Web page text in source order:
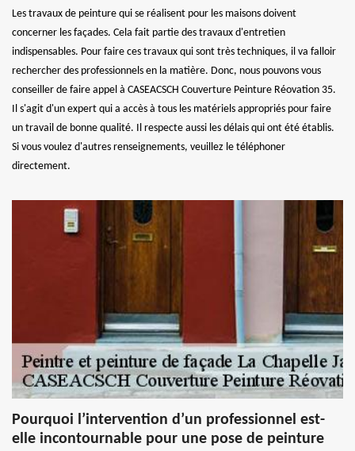
Les travaux de peinture qui se réalisent pour les maisons doivent
concerner les façades. Cela fait partie des travaux d'entretien
indispensables. Pour faire ces travaux qui sont très techniques, il va falloir
rechercher des professionnels en la matière. Donc, nous pouvons vous
conseiller de faire appel à CASEACSCH Couverture Peinture Réovation 35.
Il s'agit d'un expert qui a accès à tous les matériels appropriés pour faire
un travail de bonne qualité. Il respecte aussi les délais qui ont été établis.
Si vous voulez d'autres renseignements, veuillez le téléphoner
directement.
Pourquoi l’intervention d’un professionnel est-
elle incontournable pour une pose de peinture